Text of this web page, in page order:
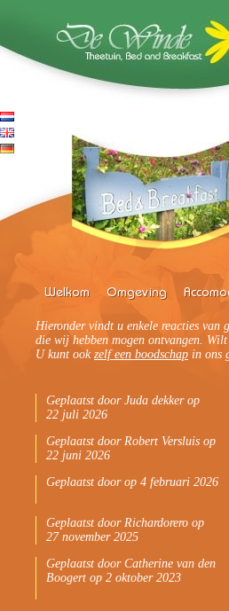
Hieronder vindt u enkele reacties van
die wij hebben mogen ontvangen. Wilt
U kunt ook zelf een boodschap in ons
Geplaatst door Juda dekker op
22 juli 2026
Geplaatst door Robert Versluis op
22 juni 2026
Geplaatst door op 4 februari 2026
Geplaatst door Richardorero op
27 november 2025
Geplaatst door Catherine van den
Boogert op 2 oktober 2023